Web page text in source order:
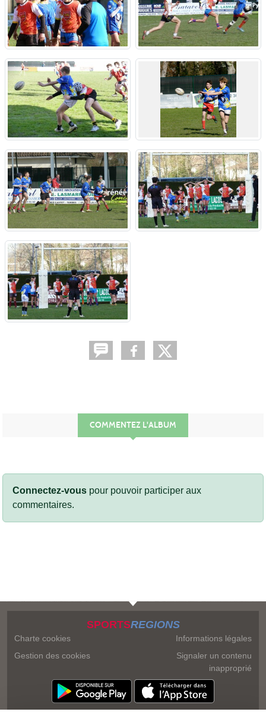
COMMENTEZ L'ALBUM
Connectez-vous pour pouvoir participer aux
commentaires.
SPORTSREGIONS
Charte cookies
Gestion des cookies
Informations légales
Signaler un contenu
inapproprié